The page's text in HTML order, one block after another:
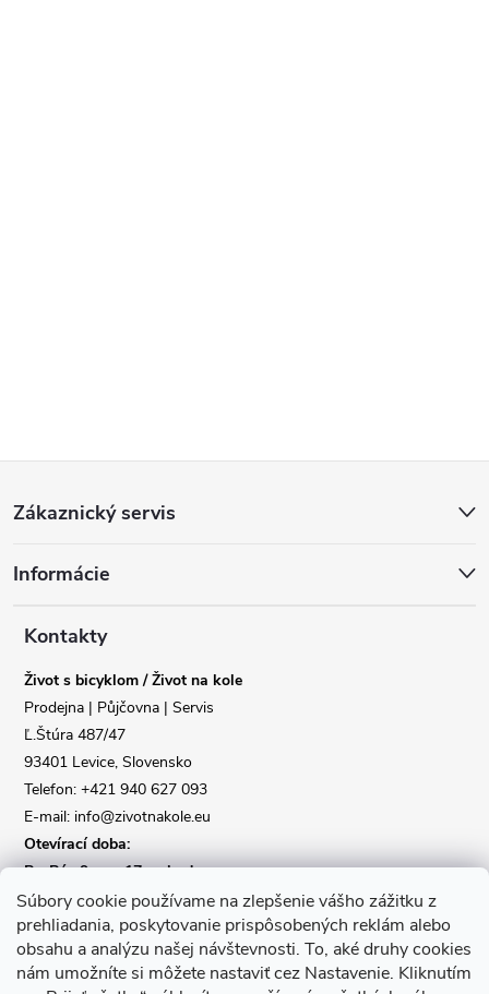
Súbory cookie používame na zlepšenie vášho zážitku z
prehliadania, poskytovanie prispôsobených reklám alebo
obsahu a analýzu našej návštevnosti. To, aké druhy cookies
nám umožníte si môžete nastaviť cez Nastavenie. Kliknutím
p
Zákaznický servis
Informácie
Kontakty
Život s bicyklom / Život na kole
Prodejna | Půjčovna | Servis
Ľ.Štúra 487/47
93401 Levice, Slovensko
Telefon: +421 940 627 093
E-mail: info@zivotnakole.eu
Otevírací doba:
Po-Pá : 9,oo - 17,oo hod
So : 9,oo - 12,oo | Ne : Zavřeno
Kontaktní formulář